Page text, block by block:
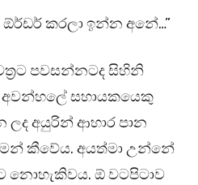
කරලා ඉන්න අනේ…”
පවසන්නටද සිහිනි
සහායකයෙකු
ලද අයුරින් ආහාර පාන
කීවේය. අයත්මා උන්නේ
නොහැකිවය. ඕ වටපිටාව